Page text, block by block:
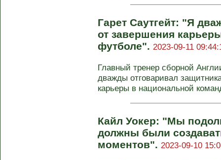
Гарет Саутгейт: "Я
от завершения
футболе". 2023-09-11
Главный тренер сборной
дважды отговаривал
карьеры в национальной
Кайл Уокер: "Мы
должны были
моментов". 2023-09-10